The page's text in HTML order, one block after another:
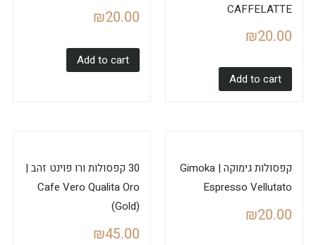
CAFFELATTE
₪20.00
Add to cart
₪20.00
Add to cart
קפסולות גימוקה | Gimoka
Espresso Vellutato
₪20.00
30 קפסולות ורו פוינט זהב |
Cafe Vero Qualita Oro
(Gold)
₪45.00